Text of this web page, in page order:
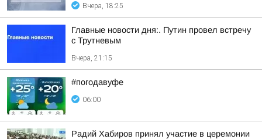
Вчера, 18:25
Главные новости дня:. Путин провел встречу
с Трутневым
Вчера, 21:15
#погодавуфе
06:00
Радий Хабиров принял участие в церемонии